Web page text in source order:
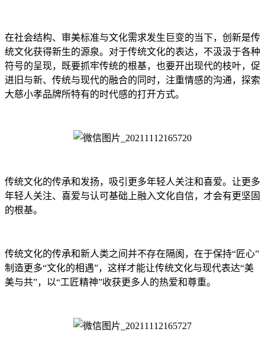
在社会结构、审美标准与文化需求发生巨变的当下，创新是传
统文化获得新生的源泉。对于传统文化的表达，不汲汲于各种
符号的呈现，既要抓牢传统的根基，也要开出现代的枝叶，促
进旧与新、传统与现代的融合的同时，注重情感的沟通，探索
大慈小孝品牌所特有的时代感的打开方式。
传统文化的传承和发扬，吸引更多年轻人关注和喜爱。让更多
年轻人关注、喜爱与认可基础上融入文化自信，才会有更坚固
的根基。
传统文化的传承和新人类之间并不存在隔阂，在于保持“匠心”
制造更多“文化的相遇”，这样才能让传统文化与现代表达“美
美与共”，以“工匠精神”收获更多人的热爱和尊重。